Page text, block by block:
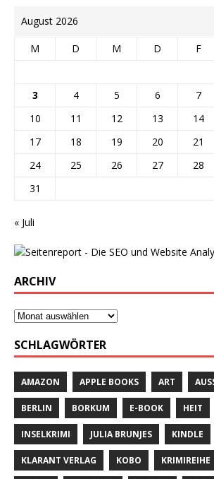
August 2026
M D M D F
3
4 5 6 7
10
11 12 13 14
17
18 19 20 21
24
25 26 27 28
31
« Juli
ARCHIV
SCHLAGWÖRTER
AMAZON APPLE BOOKS ART
BERLIN BORKUM E-BOOK HEIT
INSELKRIMI JULIA BRUNJES KINDLE
KLARANT VERLAG KOBO KRIMIREIHE